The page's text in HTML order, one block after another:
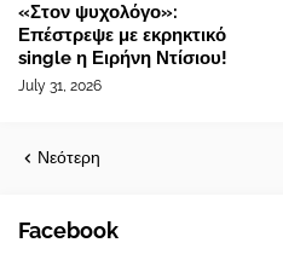
«Στον ψυχολόγο»:
Επέστρεψε με εκρηκτικό
single η Ειρήνη Ντίσιου!
July 31, 2026
Νεότερη
Facebook